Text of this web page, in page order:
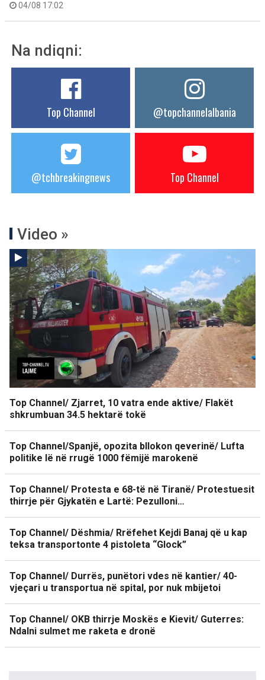
04/08 17:02
Na ndiqni:
Top Channel @topchannelalbania
@tchbreakingnews Top Channel
Video »
Top Channel/ Zjarret, 10 vatra ende aktive/ Flakët
shkrumbuan 34.5 hektarë tokë
Top Channel/Spanjë, opozita bllokon qeverinë/ Lufta
politike lë në rrugë 1000 fëmijë marokenë
Top Channel/ Protesta e 68-të në Tiranë/ Protestuesit
thirrje për Gjykatën e Lartë: Pezulloni…
Top Channel/ Dëshmia/ Rrëfehet Kejdi Banaj që u kap
teksa transportonte 4 pistoleta “Glock”
Top Channel/ Durrës, punëtori vdes në kantier/ 40-
vjeçari u transportua në spital, por nuk mbijetoi
Top Channel/ OKB thirrje Moskës e Kievit/ Guterres:
Ndalni sulmet me raketa e dronë